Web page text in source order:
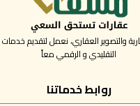
والتصوير العقاري، نعمل لتقديم
التقليدي و الرقمي معاً
روابط خدماتنا